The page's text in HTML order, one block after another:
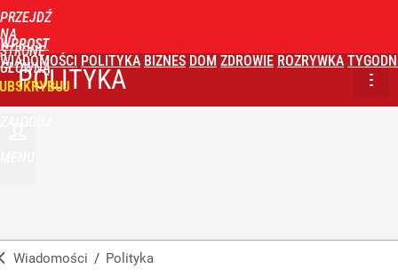
PRZEJDŹ
NA
STRONĘ
GŁÓWNĄ
WPROST
WIADOMOŚCI POLITYKA BIZNES DOM ZDROWIE ROZRYWKA
POLITYKA
Wiadomości / Polityka